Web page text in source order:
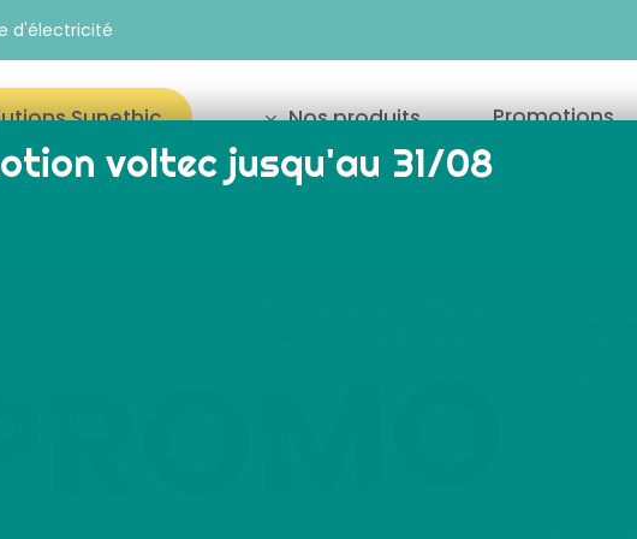
ESC pour fermer
d'électricité
Sunethic Nos produits Promotions
Kit solaire
voltec jusqu'au 31/08